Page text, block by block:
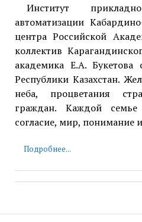
Институт
автоматизации
центра Российской
коллектив
академика Е.А.
Республики Казахстан.
неба, процветания
граждан. Каждой
согласие, мир, понимание
Подробнее...